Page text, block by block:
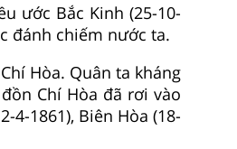
ước Bắc Kinh (25-10-
đánh chiếm nước ta.
Hòa. Quân ta kháng
Chí Hòa đã rơi vào
1861), Biên Hòa (18-